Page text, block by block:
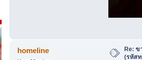
homeline
Re: ข
(รหัส